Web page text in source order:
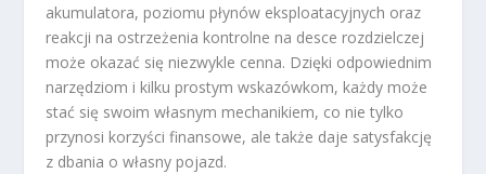
akumulatora, poziomu płynów eksploatacyjnych oraz
reakcji na ostrzeżenia kontrolne na desce rozdzielczej
może okazać się niezwykle cenna. Dzięki odpowiednim
narzędziom i kilku prostym wskazówkom, każdy może
stać się swoim własnym mechanikiem, co nie tylko
przynosi korzyści finansowe, ale także daje satysfakcję
z dbania o własny pojazd.